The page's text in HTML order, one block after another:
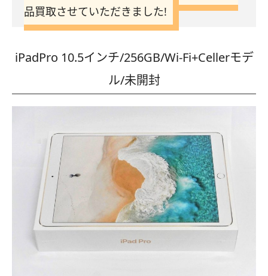
品買取させていただきました!
iPadPro 10.5インチ/256GB/Wi-Fi+Cellerモデ
ル/未開封